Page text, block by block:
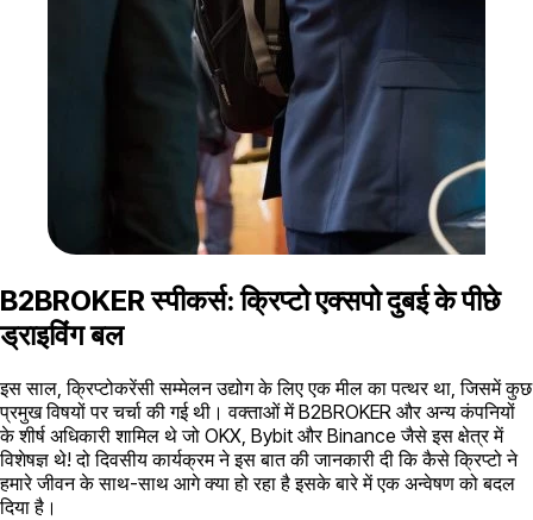
B2BROKER स्पीकर्स: क्रिप्टो एक्सपो दुबई के पीछे
ड्राइविंग बल
इस साल, क्रिप्टोकरेंसी सम्मेलन उद्योग के लिए एक मील का पत्थर था, जिसमें कुछ
प्रमुख विषयों पर चर्चा की गई थी। वक्ताओं में B2BROKER और अन्य कंपनियों
के शीर्ष अधिकारी शामिल थे जो OKX, Bybit और Binance जैसे इस क्षेत्र में
विशेषज्ञ थे! दो दिवसीय कार्यक्रम ने इस बात की जानकारी दी कि कैसे क्रिप्टो ने
हमारे जीवन के साथ-साथ आगे क्या हो रहा है इसके बारे में एक अन्वेषण को बदल
दिया है।